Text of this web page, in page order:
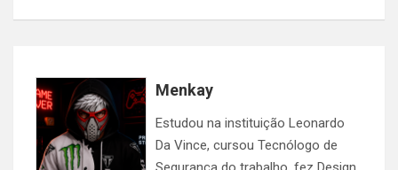
Menkay
Estudou na instituição Leonardo
Da Vince, cursou Tecnólogo de